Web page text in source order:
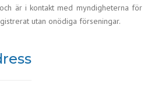
är i kontakt med myndigheterna för
utan onödiga förseningar.